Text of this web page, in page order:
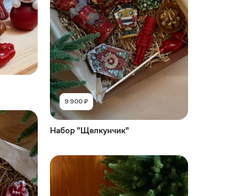
9 900 ₽
Набор "Щелкунчик"